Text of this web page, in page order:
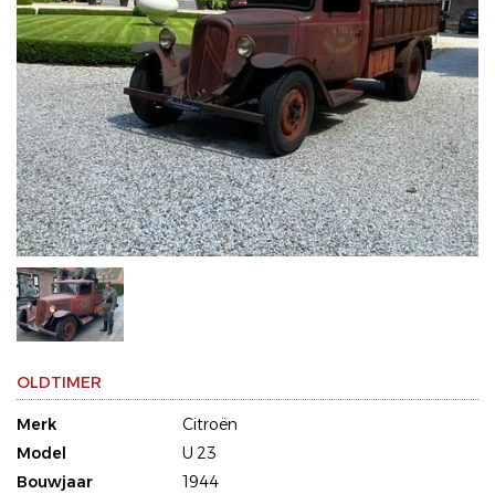
OLDTIMER
Merk
Citroën
Model
U 23
Bouwjaar
1944